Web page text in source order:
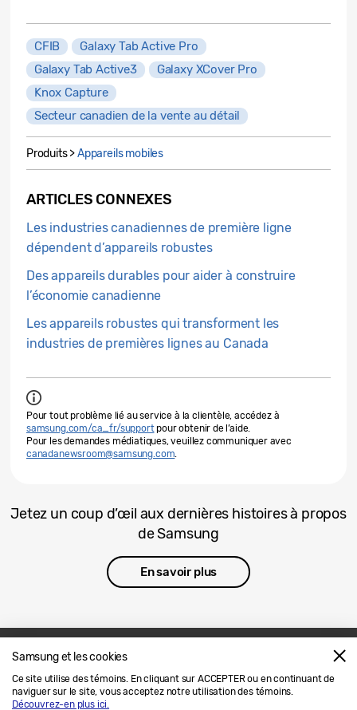
Samsung et les cookies
Ce site utilise des témoins. En cliquant sur ACCEPTER ou en continuant de
naviguer sur le site, vous acceptez notre utilisation des témoins.
Découvrez-en plus ici.
CFIB
Galaxy Tab Active Pro
Galaxy Tab Active3
Galaxy XCover Pro
Knox Capture
Secteur canadien de la vente au détail
Produits >Appareils mobiles
ARTICLES CONNEXES
Les industries canadiennes de première ligne
dépendent d’appareils robustes
Des appareils durables pour aider à construire
l’économie canadienne
Les appareils robustes qui transforment les
industries de premières lignes au Canada
Pour tout problème lié au service à la clientèle, accédez à
samsung.com/ca_fr/supportpour obtenir de l’aide.
Pour les demandes médiatiques, veuillez communiquer avec
canadanewsroom@samsung.com.
Jetez un coup d’œil aux dernières histoires à propos
de Samsung
En savoir plus
Nous joindre
SAMSUNG.COM
Avis Juridique
Confidentialité